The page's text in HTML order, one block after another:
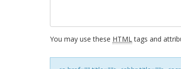
You may use these HTMLtags and